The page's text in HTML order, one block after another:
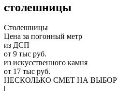
столешницы
Столешницы
Цена за погонный метр
из ДСП
от 9 тыс руб.
из искусственного камня
от 17 тыс руб.
НЕСКОЛЬКО СМЕТ НА ВЫБОР